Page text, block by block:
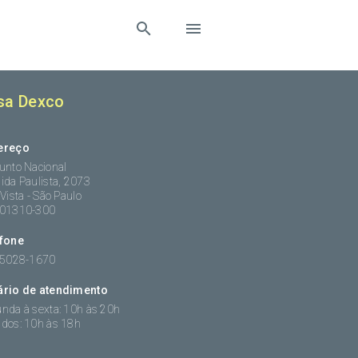
Dexco
Nacional
Paulista, 2073
- São Paulo
300
1670
de atendimento
à sexta: 10h às 20h
10h às 18h